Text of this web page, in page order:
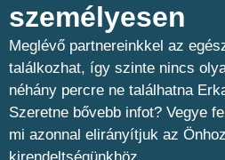
személyesen​
Meglévő partnereinkkel az
találkozhat, így szinte nincs
néhány percre ne találhatna
Szeretne bővebb infot? Vegye
mi azonnal elirányítjuk az